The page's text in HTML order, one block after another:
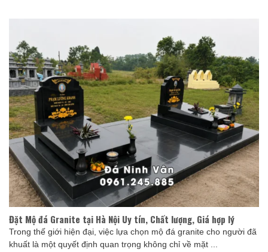
Đặt Mộ đá Granite tại Hà Nội Uy tín, Chất lượng, Giá hợp lý
Trong thế giới hiện đại, việc lựa chọn mộ đá granite cho người đã
khuất là một quyết định quan trọng không chỉ về mặt ...